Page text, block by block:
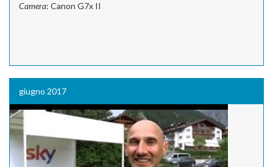
Camera: Canon G7x II
giugno 2017